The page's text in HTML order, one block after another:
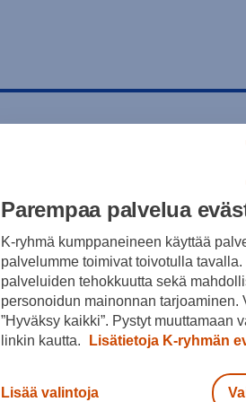
Parempaa palvelua
K-ryhmä kumppaneineen käyttää
palvelumme toimivat toivotulla
palveluiden tehokkuutta sekä
personoidun mainonnan
”Hyväksy kaikki”. Pystyt muuttamaan
linkin kautta.
Lisätietoja K-ryhmän
Lisää valintoja